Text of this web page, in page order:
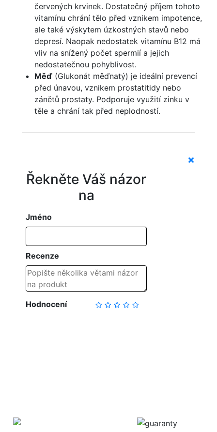
červených krvinek. Dostatečný příjem tohoto
vitamínu chrání tělo před vznikem impotence,
ale také výskytem úzkostných stavů nebo
depresí. Naopak nedostatek vitamínu B12 má
vliv na snížený počet spermií a jejich
nedostatečnou pohyblivost.
Měď (Glukonát měďnatý) je ideální prevencí
před únavou, vznikem prostatitidy nebo
zánětů prostaty. Podporuje využití zinku v
těle a chrání tak před neplodností.
Řekněte Váš názor
na
Jméno
Recenze
Hodnocení